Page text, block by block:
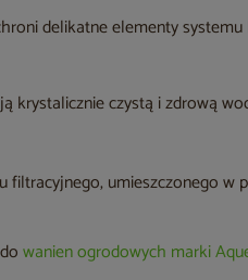
delikatne elementy
krystalicznie czystą i zdrową
umieszczonego w
wanien ogrodowych marki